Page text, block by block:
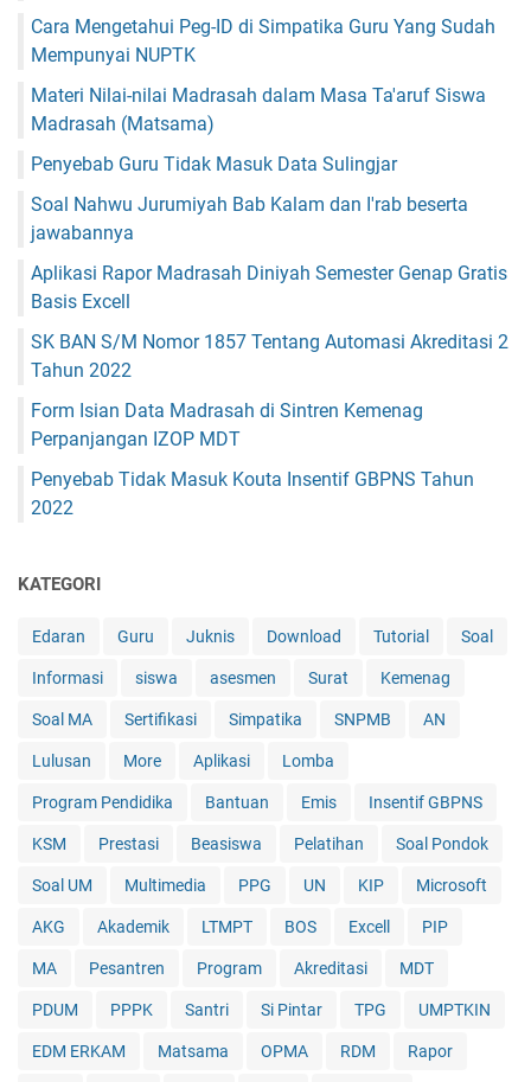
Cara Mengetahui Peg-ID di Simpatika Guru Yang Sudah
Mempunyai NUPTK
Materi Nilai-nilai Madrasah dalam Masa Ta'aruf Siswa
Madrasah (Matsama)
Penyebab Guru Tidak Masuk Data Sulingjar
Soal Nahwu Jurumiyah Bab Kalam dan I'rab beserta
jawabannya
Aplikasi Rapor Madrasah Diniyah Semester Genap Gratis
Basis Excell
SK BAN S/M Nomor 1857 Tentang Automasi Akreditasi 2
Tahun 2022
Form Isian Data Madrasah di Sintren Kemenag
Perpanjangan IZOP MDT
Penyebab Tidak Masuk Kouta Insentif GBPNS Tahun
2022
KATEGORI
Edaran Guru Juknis Download Tutorial Soal
Informasi siswa asesmen Surat Kemenag
Soal MA Sertifikasi Simpatika SNPMB AN
Lulusan More Aplikasi Lomba
Program Pendidika Bantuan Emis Insentif GBPNS
KSM Prestasi Beasiswa Pelatihan Soal Pondok
Soal UM Multimedia PPG UN KIP Microsoft
AKG Akademik LTMPT BOS Excell PIP
MA Pesantren Program Akreditasi MDT
PDUM PPPK Santri Si Pintar TPG UMPTKIN
EDM ERKAM Matsama OPMA RDM Rapor